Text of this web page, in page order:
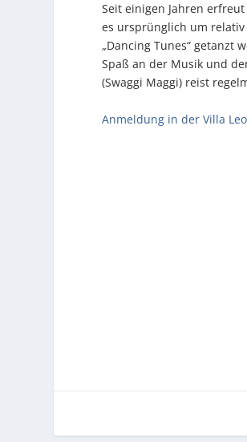
Seit einigen Jahren
es ursprünglich um
„Dancing Tunes“ getanzt
Spaß an der Musik und
(Swaggi Maggi) reist
Anmeldung in der Villa